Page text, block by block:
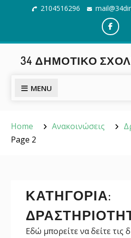
2104516296
34 ΔΗΜΟΤΙΚΌ
MENU
Home Ανακοινώσεις
Page 2
ΚΑΤΗΓΟΡΊΑ:
Εδώ μπορείτε να δείτε τις